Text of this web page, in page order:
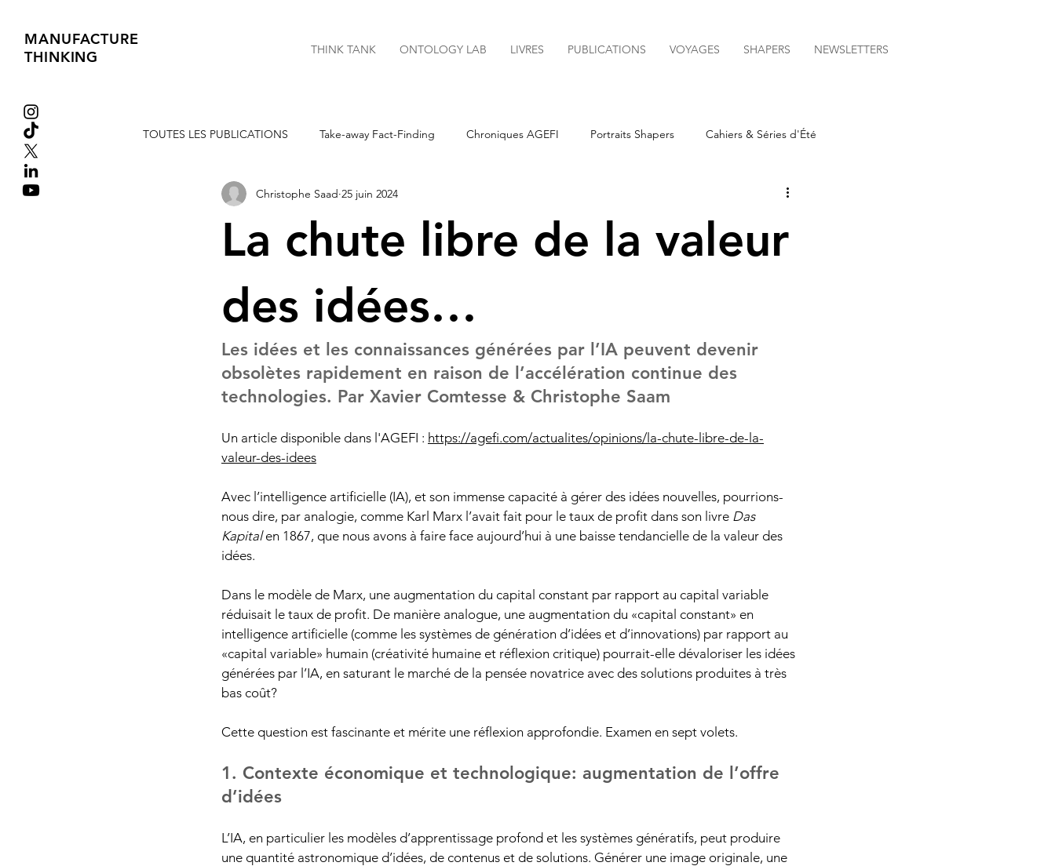
MANUFACTURE
THINKING
THINK TANK ONTOLOGY LAB LIVRES PUBLICATIONS VOYAGES SHAPERS NEWSLETTERS
TOUTES LES PUBLICATIONS Take-away Fact-Finding Chroniques AGEFI Portraits Shapers Cahiers & Séries d'Été
Extraits de Livres Tribune libre Newsletters
La chute libre de la valeur
des idées…
Christophe Saad 25 juin 2024
Les idées et les connaissances générées par l’IA peuvent devenir
obsolètes rapidement en raison de l’accélération continue des
technologies. Par Xavier Comtesse & Christophe Saam
Un article disponible dans l'AGEFI : https://agefi.com/actualites/opinions/la-chute-libre-de-la-
valeur-des-idees
Avec l’intelligence artificielle (IA), et son immense capacité à gérer des idées nouvelles, pourrions-
nous dire, par analogie, comme Karl Marx l’avait fait pour le taux de profit dans son livre Das
Kapital en 1867, que nous avons à faire face aujourd’hui à une baisse tendancielle de la valeur des
idées.
Dans le modèle de Marx, une augmentation du capital constant par rapport au capital variable
réduisait le taux de profit. De manière analogue, une augmentation du «capital constant» en
intelligence artificielle (comme les systèmes de génération d’idées et d’innovations) par rapport au
«capital variable» humain (créativité humaine et réflexion critique) pourrait-elle dévaloriser les idées
générées par l’IA, en saturant le marché de la pensée novatrice avec des solutions produites à très
bas coût?
Cette question est fascinante et mérite une réflexion approfondie. Examen en sept volets.
1. Contexte économique et technologique: augmentation de l’offre
d’idées
L’IA, en particulier les modèles d’apprentissage profond et les systèmes génératifs, peut produire
une quantité astronomique d’idées, de contenus et de solutions. Générer une image originale, une